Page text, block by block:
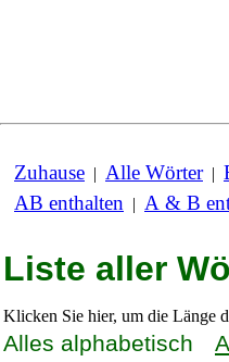
Zuhause | Alle Wörter|
AB enthalten | A & B
Liste aller
Klicken Sie hier, um die Länge
Alles alphabetisch